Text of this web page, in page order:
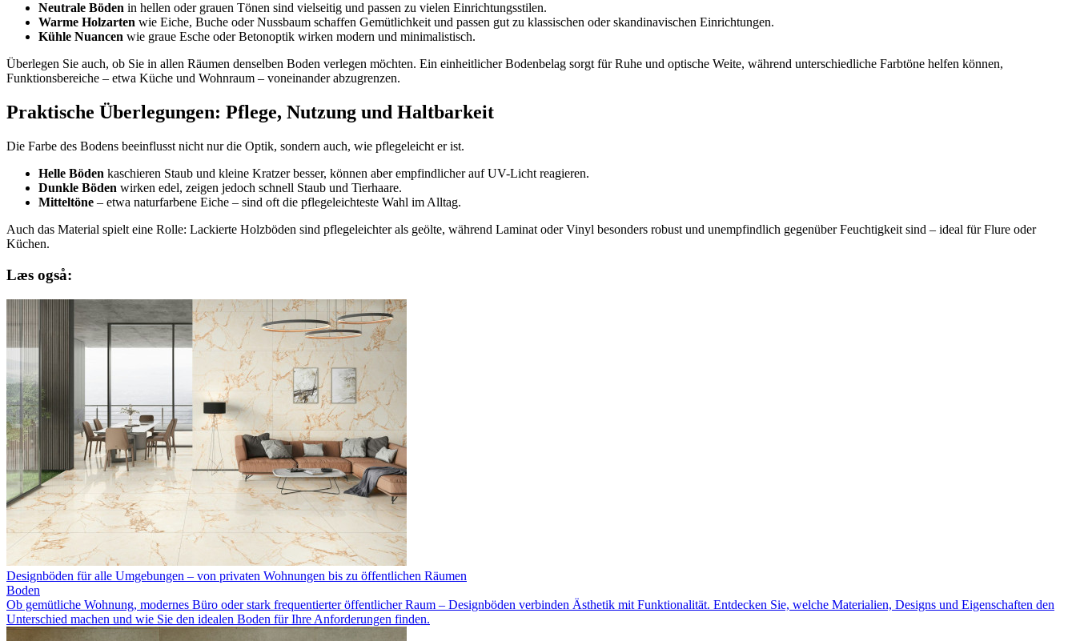
Neutrale Böden in hellen oder grauen Tönen sind vielseitig und passen zu vielen Einrichtungsstilen.
Warme Holzarten wie Eiche, Buche oder Nussbaum schaffen Gemütlichkeit und passen gut zu klassischen oder skandinavischen Einrichtungen.
Kühle Nuancen wie graue Esche oder Betonoptik wirken modern und minimalistisch.
Überlegen Sie auch, ob Sie in allen Räumen denselben Boden verlegen möchten. Ein einheitlicher Bodenbelag sorgt für Ruhe und optische Weite, während unterschiedliche Farbtöne helfen können,
Funktionsbereiche – etwa Küche und Wohnraum – voneinander abzugrenzen.
Praktische Überlegungen: Pflege, Nutzung und Haltbarkeit
Die Farbe des Bodens beeinflusst nicht nur die Optik, sondern auch, wie pflegeleicht er ist.
Helle Böden kaschieren Staub und kleine Kratzer besser, können aber empfindlicher auf UV-Licht reagieren.
Dunkle Böden wirken edel, zeigen jedoch schnell Staub und Tierhaare.
Mitteltöne – etwa naturfarbene Eiche – sind oft die pflegeleichteste Wahl im Alltag.
Auch das Material spielt eine Rolle: Lackierte Holzböden sind pflegeleichter als geölte, während Laminat oder Vinyl besonders robust und unempfindlich gegenüber Feuchtigkeit sind – ideal für Flure oder
Küchen.
Læs også:
Designböden für alle Umgebungen – von privaten Wohnungen bis zu öffentlichen Räumen
Boden
Ob gemütliche Wohnung, modernes Büro oder stark frequentierter öffentlicher Raum – Designböden verbinden Ästhetik mit Funktionalität. Entdecken Sie, welche Materialien, Designs und Eigenschaften den
Unterschied machen und wie Sie den idealen Boden für Ihre Anforderungen finden.